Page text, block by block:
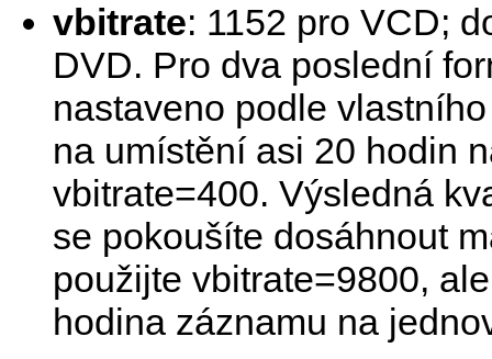
vbitrate: 1152 pro VCD;
DVD. Pro dva poslední
nastaveno podle
na umístění asi 20 hodin
vbitrate=400. Výsledná
se pokoušíte dosáhnout
použijte vbitrate=9800,
hodina záznamu na